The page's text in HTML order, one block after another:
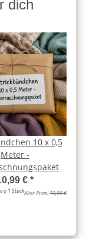
dich
10 x 0,5
Meter -
€ *
1 StückAlter Preis:19,99 €